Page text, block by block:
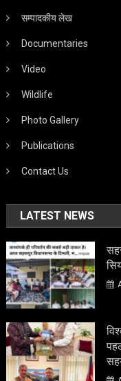
सम्पादकीय लेख
Documentaries
Video
Wildlife
Photo Gallery
Publications
Contact Us
LATEST NEWS